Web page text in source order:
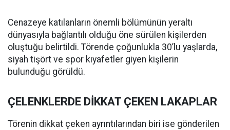
Cenazeye katılanların önemli bölümünün yeraltı
dünyasıyla bağlantılı olduğu öne sürülen kişilerden
oluştuğu belirtildi. Törende çoğunlukla 30’lu yaşlarda,
siyah tişört ve spor kıyafetler giyen kişilerin
bulunduğu görüldü.
ÇELENKLERDE DİKKAT ÇEKEN LAKAPLAR
Törenin dikkat çeken ayrıntılarından biri ise gönderilen